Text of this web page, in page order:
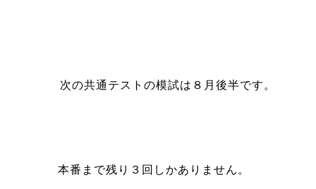
次の共通テストの模試は８月後半です。
本番まで残り３回しかありません。